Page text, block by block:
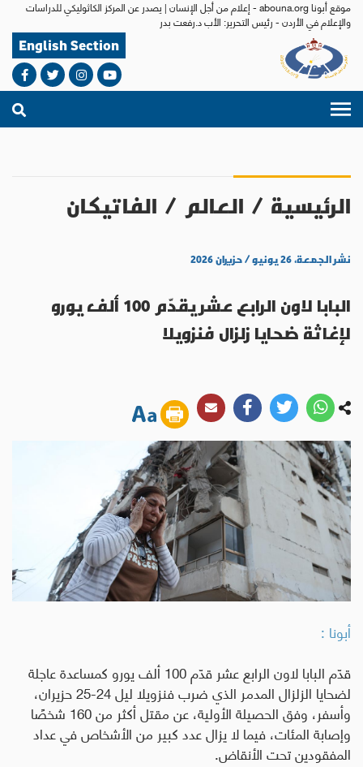
موقع أبونا abouna.org - إعلام من أجل الإنسان | يصدر عن المركز الكاثوليكي للدراسات
والإعلام في الأردن - رئيس التحرير: الأب د.رفعت بدر
English Section
الرئيسية / العالم / الفاتيكان
نشر الجمعة، ٢٦ يونيو / حزيران ٢٠٢٦
البابا لاون الرابع عشر يقدّم 100 ألف يورو
لإغاثة ضحايا زلزال فنزويلا
أبونا :
قدّم البابا لاون الرابع عشر قدّم 100 ألف يورو كمساعدة عاجلة
لضحايا الزلزال المدمر الذي ضرب فنزويلا ليل 24-25 حزيران،
وأسفر، وفق الحصيلة الأولية، عن مقتل أكثر من 160 شخصًا
وإصابة المئات، فيما لا يزال عدد كبير من الأشخاص في عداد
المفقودين تحت الأنقاض.